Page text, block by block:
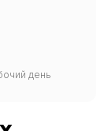
день